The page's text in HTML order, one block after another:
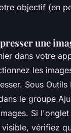
objectif (en
une
dans votre
les
Sous Outils
le groupe
Si
visible, vérifiez